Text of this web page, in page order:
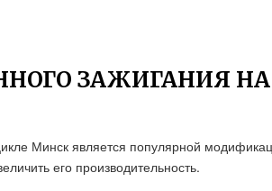
ЗАЖИГАНИЯ
Минск является популярной
его производительность.